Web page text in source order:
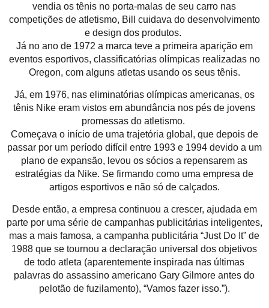
vendia os tênis no porta-malas de seu carro nas
competições de atletismo, Bill cuidava do desenvolvimento
e design dos produtos.
Já no ano de 1972 a marca teve a primeira aparição em
eventos esportivos, classificatórias olímpicas realizadas no
Oregon, com alguns atletas usando os seus tênis.
Já, em 1976, nas eliminatórias olímpicas americanas, os
tênis Nike eram vistos em abundância nos pés de jovens
promessas do atletismo.
Começava o início de uma trajetória global, que depois de
passar por um período difícil entre 1993 e 1994 devido a um
plano de expansão, levou os sócios a repensarem as
estratégias da Nike. Se firmando como uma empresa de
artigos esportivos e não só de calçados.
Desde então, a empresa continuou a crescer, ajudada em
parte por uma série de campanhas publicitárias inteligentes,
mas a mais famosa, a campanha publicitária “Just Do It” de
1988 que se tournou a declaração universal dos objetivos
de todo atleta (aparentemente inspirada nas últimas
palavras do assassino americano Gary Gilmore antes do
pelotão de fuzilamento), “Vamos fazer isso.”).